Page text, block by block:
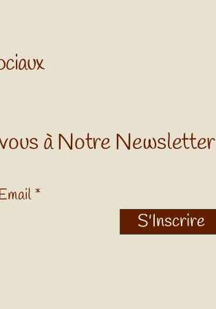
à Notre Newsletter
S'Inscrire